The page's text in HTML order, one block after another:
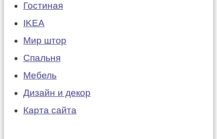
Гостиная
IKEA
Мир штор
Спальня
Мебель
Дизайн и декор
Карта сайта